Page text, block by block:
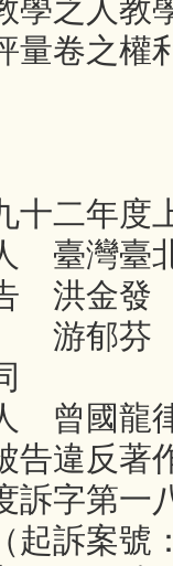
學之人教
量卷之權
十二年度
臺北地
金發
芬
曾國龍
告違反著
訴字第一
起訴案號